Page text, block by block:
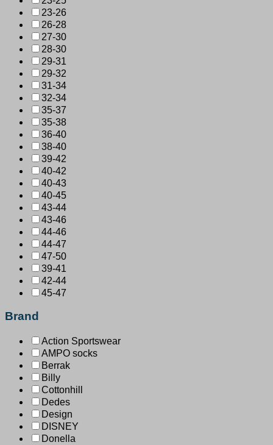
23-26
26-28
27-30
28-30
29-31
29-32
31-34
32-34
35-37
35-38
36-40
38-40
39-42
40-42
40-43
40-45
43-44
43-46
44-46
44-47
47-50
39-41
42-44
45-47
Brand
Action Sportswear
AMPO socks
Berrak
Billy
Cottonhill
Dedes
Design
DISNEY
Donella